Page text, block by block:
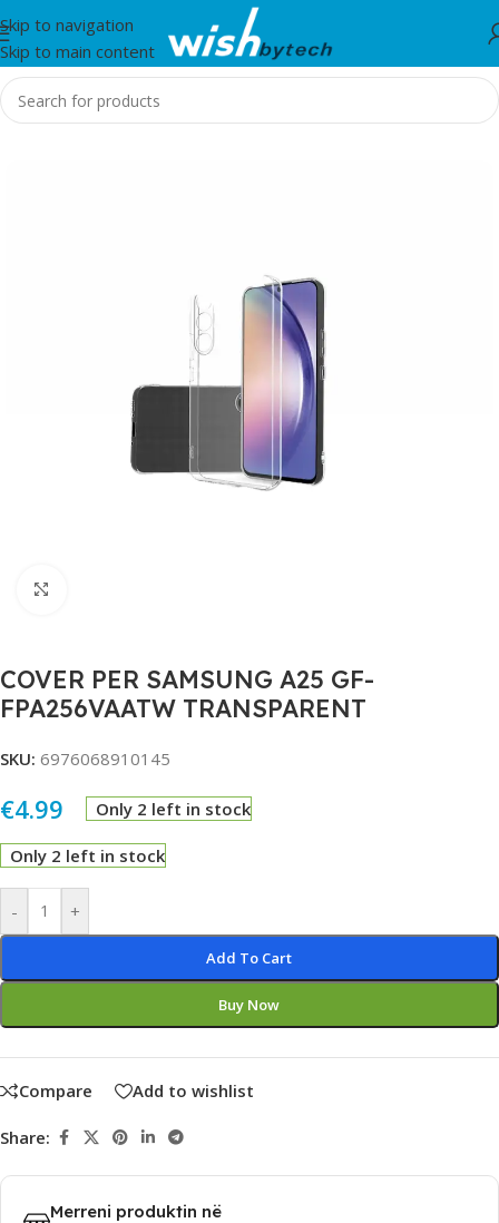
Skip to navigation
Skip to main content
Home/Fotrolla dhe Foli
COVER PER SAMSUNG A25 GF-
FPA256VAATW TRANSPARENT
SKU: 6976068910145
€4.99 Only 2 left in stock
Only 2 left in stock
- +
Add To Cart
Buy Now
Alternative:
Compare Add to wishlist
Share:
Merreni produktin në